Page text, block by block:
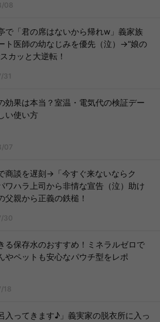
08
で「君の席はないから帰れw」義家族
ト医師の幼なじみを優先（泣）→“娘の
カッと大逆転！
31
効果は本当？室温・電気代の検証デー
い使い方
07
商談を遅刻→「今すぐ来ないならク
ワハラ上司から非情な宣告（泣）助け
父親から正義の鉄槌！
30
る保存水のおすすめ！ミネラルゼロで
やペットも安心なパウチ型をレポ
18
入ってきます♪」義実家の脱衣所に入っ